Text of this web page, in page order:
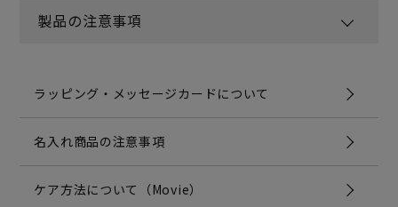
製品の注意事項
ラッピング・メッセージカードについて
名入れ商品の注意事項
ケア方法について（Movie）